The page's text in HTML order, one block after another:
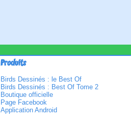
Produits
Birds Dessinés : le Best Of
Birds Dessinés : Best Of Tome 2
Boutique officielle
Page Facebook
Application Android